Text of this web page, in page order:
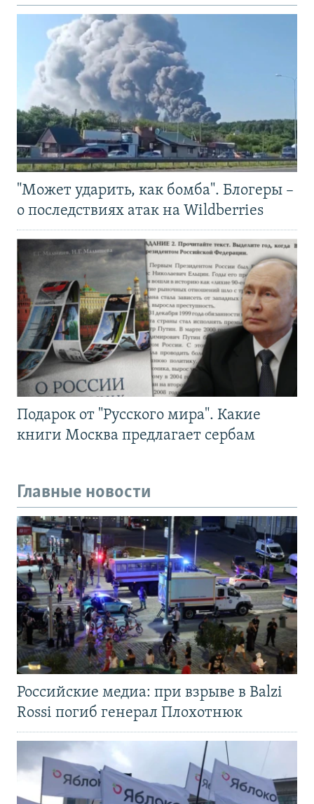
"Может ударить, как бомба". Блогеры –
о последствиях атак на Wildberries
Подарок от "Русского мира". Какие
книги Москва предлагает сербам
Главные новости
Российские медиа: при взрыве в Balzi
Rossi погиб генерал Плохотнюк